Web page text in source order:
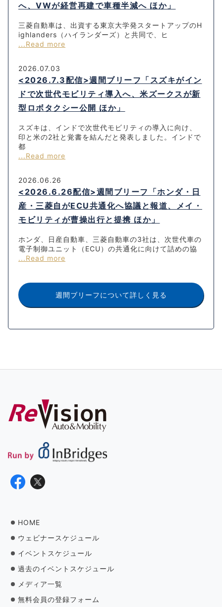
へ、VWが経営再建で車種半減へ ほか」
三菱自動車は、出資する東京大学発スタートアップのH
ighlanders（ハイランダーズ）と共同で、ヒ
...Read more
2026.07.03
<2026.7.3配信>週間ブリーフ「スズキがイン
ドで次世代モビリティ導入へ、米ズークスが新
型ロボタクシー公開 ほか」
スズキは、インドで次世代モビリティの導入に向け、
印と米の2社と覚書を結んだと発表しました。インドで
都
...Read more
2026.06.26
<2026.6.26配信>週間ブリーフ「ホンダ・日
産・三菱自がECU共通化へ協議と報道、メイ・
モビリティが曹操出行と提携 ほか」
ホンダ、日産自動車、三菱自動車の3社は、次世代車の
電子制御ユニット（ECU）の共通化に向けて詰めの協
...Read more
週間ブリーフについて詳しく見る
HOME
ウェビナースケジュール
イベントスケジュール
過去のイベントスケジュール
メディア一覧
無料会員の登録フォーム